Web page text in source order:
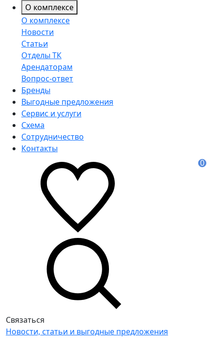
О комплексе
О комплексе
Новости
Статьи
Отделы ТК
Арендаторам
Вопрос-ответ
Бренды
Выгодные предложения
Сервис и услуги
Схема
Сотрудничество
Контакты
0
Связаться
Новости, статьи и выгодные предложения